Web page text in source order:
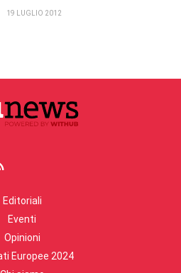
19 LUGLIO 2012
Editoriali
Eventi
Opinioni
Europee 2024